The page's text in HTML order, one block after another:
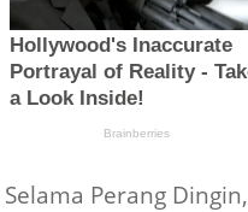
Selama Perang